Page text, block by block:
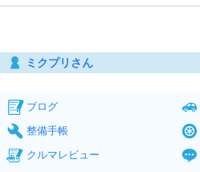
ミクプリさん
ブログ
整備手帳
クルマレビュー